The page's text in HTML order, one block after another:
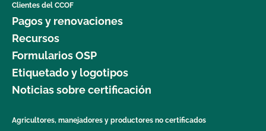
Clientes del CCOF
Pagos y renovaciones
Recursos
Formularios OSP
Etiquetado y logotipos
Noticias sobre certificación
Agricultores, manejadores y productores no certificados